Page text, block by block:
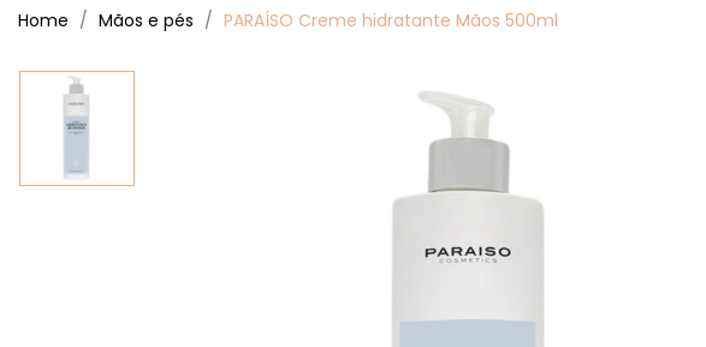
Home Mãos e pés PARAÍSO Creme hidratante Mãos 500ml